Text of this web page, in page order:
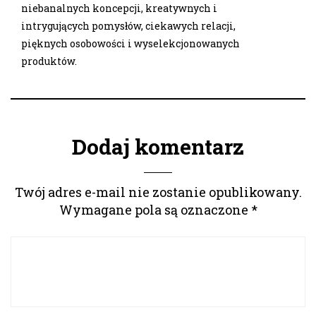
niebanalnych koncepcji, kreatywnych i
intrygujących pomysłów, ciekawych relacji,
pięknych osobowości i wyselekcjonowanych
produktów.
Dodaj komentarz
Twój adres e-mail nie zostanie opublikowany.
Wymagane pola są oznaczone *